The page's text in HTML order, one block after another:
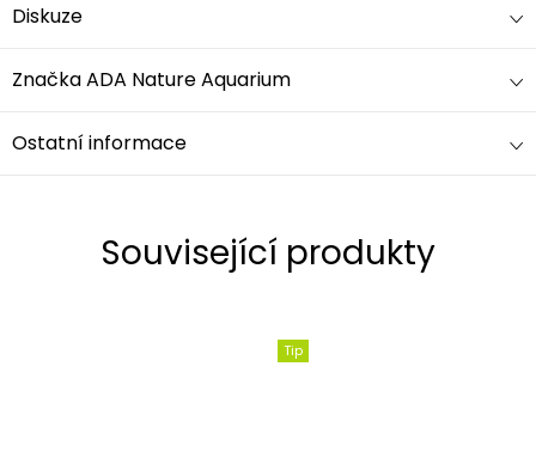
Diskuze
ZnačkaADA Nature Aquarium
Ostatní informace
Související produkty
Tip